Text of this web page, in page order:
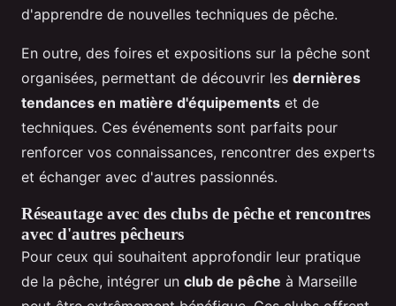
d'apprendre de nouvelles techniques de pêche.
En outre, des foires et expositions sur la pêche sont
organisées, permettant de découvrir les dernières
tendances en matière d'équipements et de
techniques. Ces événements sont parfaits pour
renforcer vos connaissances, rencontrer des experts
et échanger avec d'autres passionnés.
Réseautage avec des clubs de pêche et rencontres
avec d'autres pêcheurs
Pour ceux qui souhaitent approfondir leur pratique
de la pêche, intégrer un club de pêche à Marseille